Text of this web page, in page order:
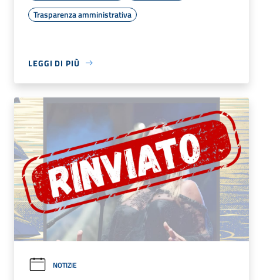
Trasparenza amministrativa
LEGGI DI PIÙ
NOTIZIE